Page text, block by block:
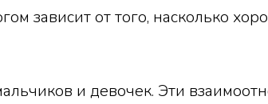
зависит от того, насколько
и девочек. Эти